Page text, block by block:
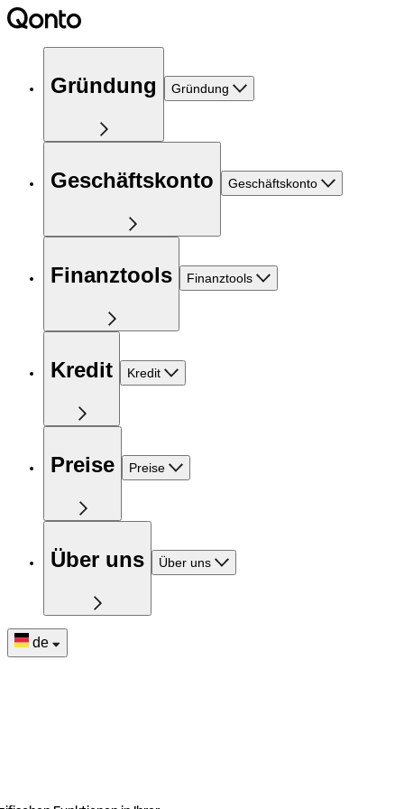
Gründung Gründung
Geschäftskonto Geschäftskonto
Finanztools Finanztools
Kredit Kredit
Preise Preise
Über uns Über uns
de